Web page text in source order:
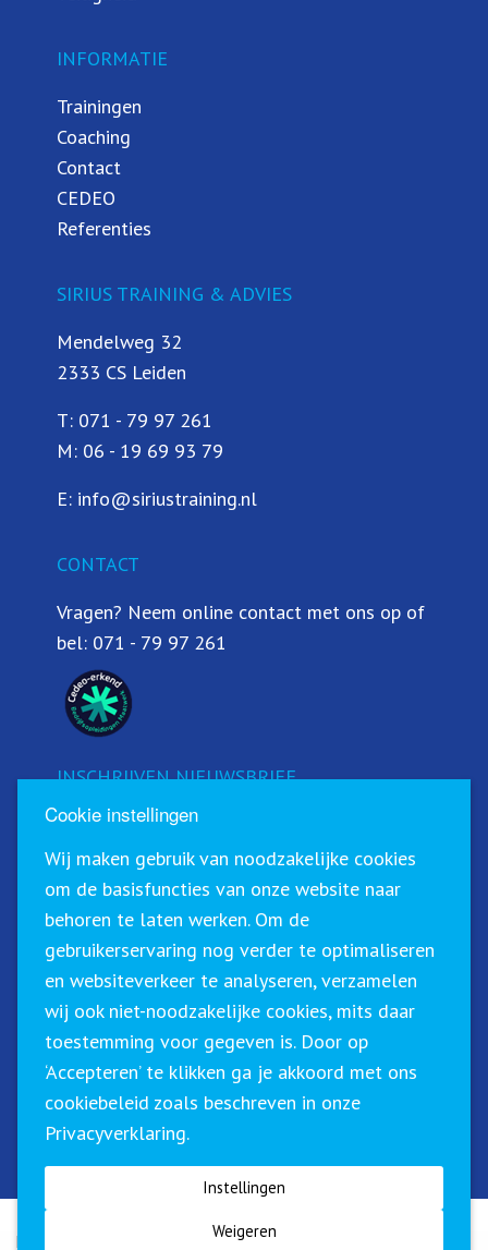
INFORMATIE
Trainingen
Coaching
Contact
CEDEO
Referenties
SIRIUS TRAINING & ADVIES
Mendelweg 32
2333 CS Leiden
T: 071 - 79 97 261
M: 06 - 19 69 93 79
E: info@siriustraining.nl
CONTACT
Vragen? Neem online contact met ons op of
bel: 071 - 79 97 261
INSCHRIJVEN NIEUWSBRIEF
Schrijf u in voor onze nieuwsbrief!
Sirius Training & Advies staat geregistreerd in het
CRKBO (Centraal Register Kort Beroepsonderwijs). Dit
betekent dat wij onze trainingen binnen de geldende
richtlijnen btw-vrij (0%) kunnen aanbieden.
Klachtenregeling Algemene voorwaarden
Cookie instellingen
Wij maken gebruik van noodzakelijke cookies
om de basisfuncties van onze website naar
behoren te laten werken. Om de
gebruikerservaring nog verder te optimaliseren
en websiteverkeer te analyseren, verzamelen
wij ook niet-noodzakelijke cookies, mits daar
toestemming voor gegeven is. Door op
‘Accepteren’ te klikken ga je akkoord met ons
cookiebeleid zoals beschreven in onze
Privacyverklaring.
Instellingen
Weigeren